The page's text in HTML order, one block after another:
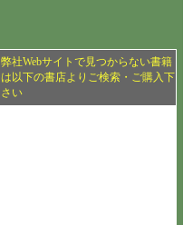
弊社Webサイトで見つからない書籍
は以下の書店よりご検索・ご購入下
さい